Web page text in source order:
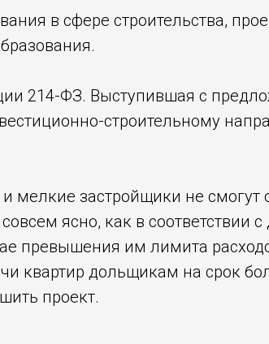
в сфере строительства,
214-ФЗ. Выступившая с
строительному
застройщики не смогут
ясно, как в соответствии
превышения им лимита
квартир дольщикам на срок
проект.